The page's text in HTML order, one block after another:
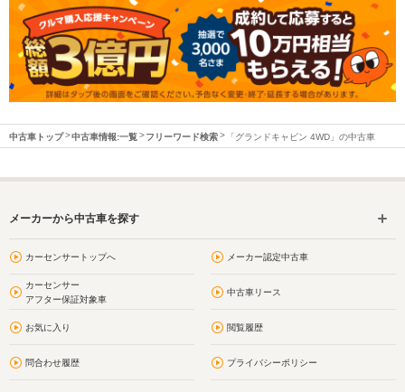
中古車トップ 中古車情報:一覧 フリーワード検索 「グランドキャビン 4WD」の中古車
メーカーから中古車を探す
カーセンサートップへ メーカー認定中古車
カーセンサー
アフター保証対象車
中古車リース
お気に入り 閲覧履歴
問合わせ履歴 プライバシーポリシー